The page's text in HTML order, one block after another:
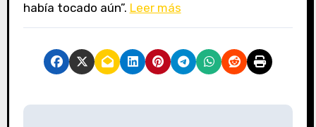
había tocado aún”. Leer más
N